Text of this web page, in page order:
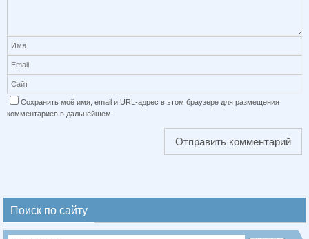
Сохранить моё имя, email и URL-адрес в этом браузере для размещения
комментариев в дальнейшем.
Поиск по сайту